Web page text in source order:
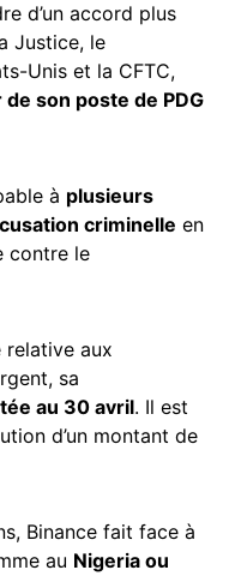
d’un accord plus
Justice, le
Unis et la CFTC,
son poste de PDG
à plusieurs
criminelle en
contre le
relative aux
sa
au 30 avril. Il est
d’un montant de
Binance fait face à
au Nigeria ou